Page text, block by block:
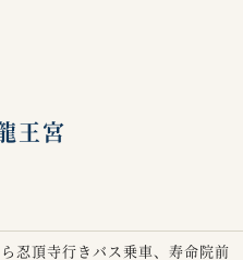
王宮
忍頂寺行きバス乗車、寿命院前